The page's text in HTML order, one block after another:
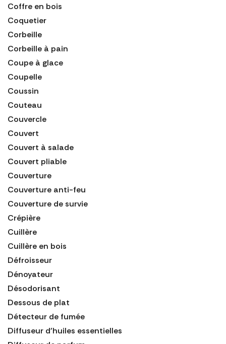
Coffre en bois
Coquetier
Corbeille
Corbeille à pain
Coupe à glace
Coupelle
Coussin
Couteau
Couvercle
Couvert
Couvert à salade
Couvert pliable
Couverture
Couverture anti-feu
Couverture de survie
Crépière
Cuillère
Cuillère en bois
Défroisseur
Dénoyateur
Désodorisant
Dessous de plat
Détecteur de fumée
Diffuseur d'huiles essentielles